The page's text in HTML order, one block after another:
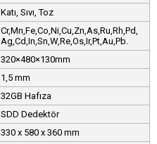
Katı, Sıvı, Toz
Cr,Mn,Fe,Co,Ni,Cu,Zn,As,Ru,Rh,Pd,
Ag,Cd,In,Sn,W,Re,Os,Ir,Pt,Au,Pb.
320×480×130mm
1,5 mm
32GB Hafıza
SDD Dedektör
330 x 580 x 360 mm